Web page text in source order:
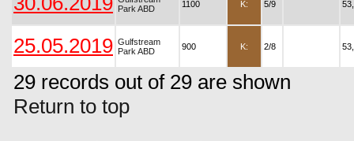
Park ABD
1100 K: 5/9
25.05.2019 Gulfstream
Park ABD
900 K: 2/8
29 records out of 29 are shown
Return to top